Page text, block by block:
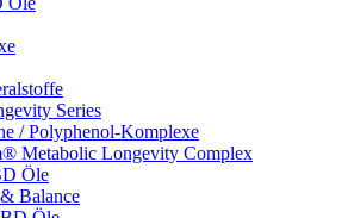
Series
/ Polyphenol-Komplexe
Metabolic Longevity Complex
Öle
Balance